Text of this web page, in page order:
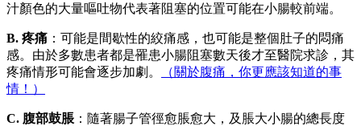
汁顏色的大量嘔吐物代表著阻塞的位置可能在小腸較前端。
B. 疼痛 ：可能是間歇性的絞痛感，也可能是整個肚子的悶痛
感。由於多數患者都是罹患小腸阻塞數天後才至醫院求診，其
疼痛情形可能會逐步加劇。
（關於腹痛，你更應該知道的事
情！）
C. 腹部鼓脹 ：隨著腸子管徑愈脹愈大，及脹大小腸的總長度